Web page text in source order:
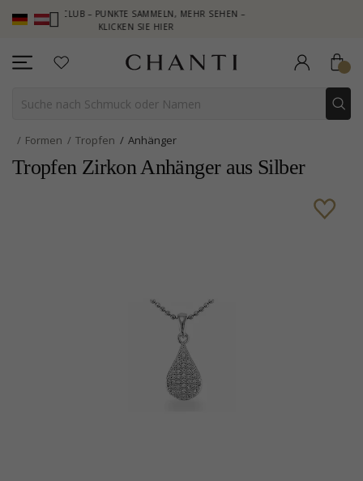
CLUB – PUNKTE SAMMELN, MEHR SEHEN –
KLICKEN SIE HIER
Formen Tropfen Anhänger
Tropfen Zirkon Anhänger aus Silber